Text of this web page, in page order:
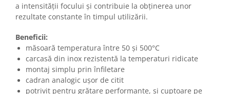
a intensității focului și contribuie la obținerea unor
rezultate constante în timpul utilizării.
Beneficii:
măsoară temperatura între 50 și 500°C
carcasă din inox rezistentă la temperaturi ridicate
montaj simplu prin înfiletare
cadran analogic ușor de citit
potrivit pentru grătare performante, și cuptoare pe